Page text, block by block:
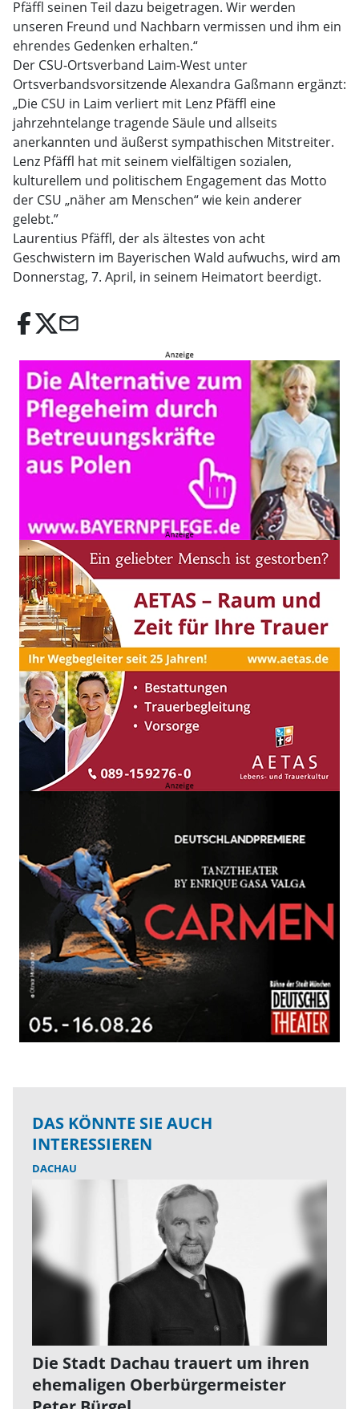
Pfäffl seinen Teil dazu beigetragen. Wir werden
unseren Freund und Nachbarn vermissen und ihm ein
ehrendes Gedenken erhalten.“
Der CSU-Ortsverband Laim-West unter
Ortsverbandsvorsitzende Alexandra Gaßmann ergänzt:
„Die CSU in Laim verliert mit Lenz Pfäffl eine
jahrzehntelange tragende Säule und allseits
anerkannten und äußerst sympathischen Mitstreiter.
Lenz Pfäffl hat mit seinem vielfältigen sozialen,
kulturellem und politischem Engagement das Motto
der CSU „näher am Menschen“ wie kein anderer
gelebt.”
Laurentius Pfäffl, der als ältestes von acht
Geschwistern im Bayerischen Wald aufwuchs, wird am
Donnerstag, 7. April, in seinem Heimatort beerdigt.
email
DAS KÖNNTE SIE AUCH
INTERESSIEREN
DACHAU
Die Stadt Dachau trauert um ihren
ehemaligen Oberbürgermeister